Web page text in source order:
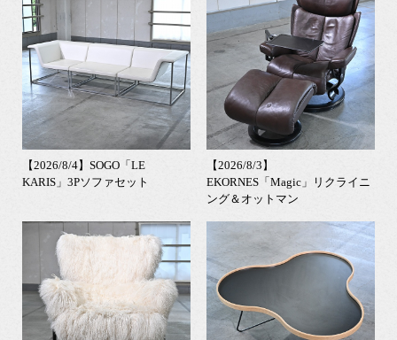
【2026/8/4】SOGO「LE
KARIS」3Pソファセット
【2026/8/3】
EKORNES「Magic」リクライニ
ング＆オットマン